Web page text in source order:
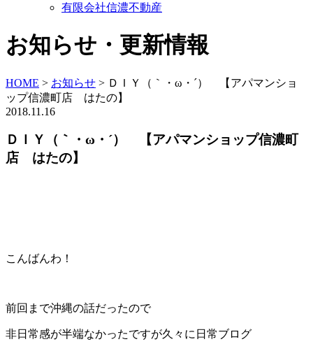
有限会社信濃不動産
お知らせ・更新情報
HOME > お知らせ > ＤＩＹ（｀・ω・´） 【アパマンショ
ップ信濃町店 はたの】
2018.11.16
ＤＩＹ（｀・ω・´） 【アパマンショップ信濃町
店 はたの】
こんばんわ！
前回まで沖縄の話だったので
非日常感が半端なかったですが久々に日常ブログ